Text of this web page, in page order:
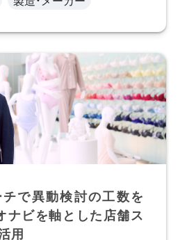
で異動検討の工数を
ナビを軸とした店舗ス
用